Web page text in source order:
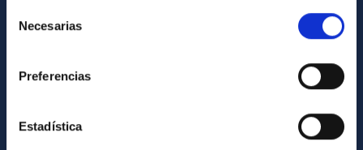
Necesarias
Preferencias
Estadística
ABOUT THE IAC